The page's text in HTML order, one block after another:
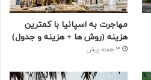
مهاجرت به اسپانیا با کمترین
هزینه (روش ها + هزینه و جدول)
3 هفته پیش